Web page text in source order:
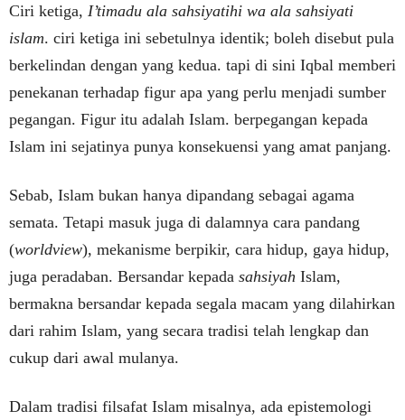
Ciri ketiga, I’timadu ala sahsiyatihi wa ala sahsiyati
islam. ciri ketiga ini sebetulnya identik; boleh disebut pula
berkelindan dengan yang kedua. tapi di sini Iqbal memberi
penekanan terhadap figur apa yang perlu menjadi sumber
pegangan. Figur itu adalah Islam. berpegangan kepada
Islam ini sejatinya punya konsekuensi yang amat panjang.
Sebab, Islam bukan hanya dipandang sebagai agama
semata. Tetapi masuk juga di dalamnya cara pandang
(worldview), mekanisme berpikir, cara hidup, gaya hidup,
juga peradaban. Bersandar kepada sahsiyah Islam,
bermakna bersandar kepada segala macam yang dilahirkan
dari rahim Islam, yang secara tradisi telah lengkap dan
cukup dari awal mulanya.
Dalam tradisi filsafat Islam misalnya, ada epistemologi